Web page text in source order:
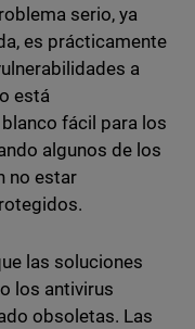
serio, ya
es prácticamente
a
está
fácil para los
algunos de los
no estar
las soluciones
los antivirus
obsoletas. Las